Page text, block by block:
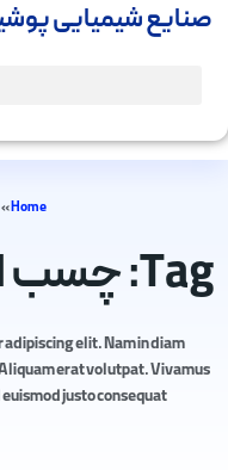
صنایع شیمیایی
Home
»
Tag: چسب اپوکسی صنعتی
elit. Nam in diam
erat volutpat. Vivamus
justo consequat.